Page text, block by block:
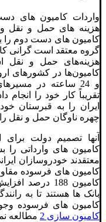
واردات کامیون های
هزینه های حمل و نقل و
کامیون های دست دوم را
گروه معتقد است گرانی
هزینه‌های حمل و نقل
کامیون‌ها در کشورهای
و 24 ساعته در
تقریباً کار خود را انجام
ایران را به قبرستان
چهره ناوگان حمل و نقل
کامیون های وارداتی را
معتقدند خودروسازان
کامیون های فرسوده
کامیون 188
بانک ها هستند تا به
کامیون های فرسوده
کامیون سازی 2
مطالعه